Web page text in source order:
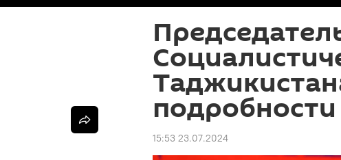
подробности
15:53 23.07.2024